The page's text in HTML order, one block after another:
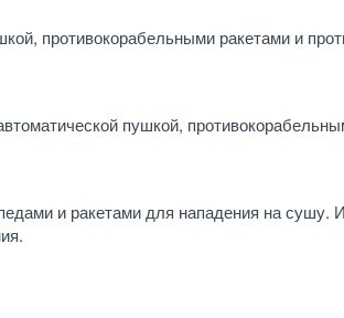
противокорабельными ракетами и
пушкой,
и ракетами для нападения на сушу.